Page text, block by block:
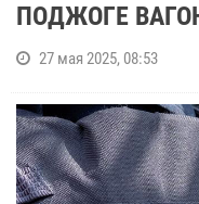
ПОДЖОГЕ
27 мая 2025, 08:53